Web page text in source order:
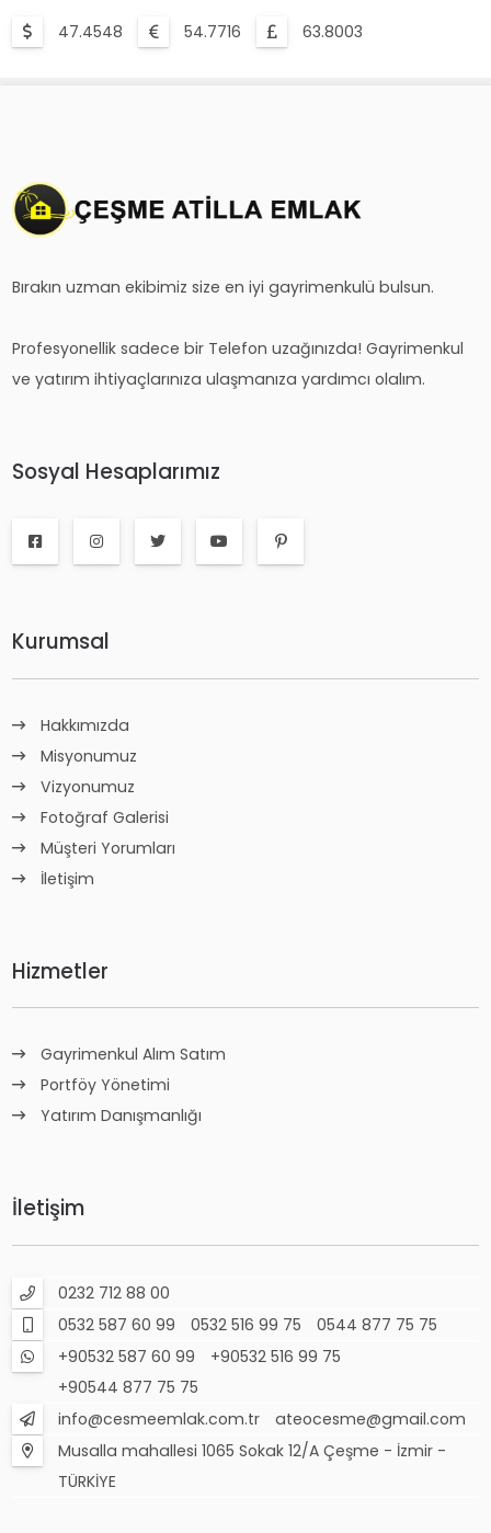
47.4548 54.7716 63.8003
Bırakın uzman ekibimiz size en iyi gayrimenkulü bulsun.
Profesyonellik sadece bir Telefon uzağınızda! Gayrimenkul
ve yatırım ihtiyaçlarınıza ulaşmanıza yardımcı olalım.
Sosyal Hesaplarımız
Kurumsal
Hakkımızda
Misyonumuz
Vizyonumuz
Fotoğraf Galerisi
Müşteri Yorumları
İletişim
Hizmetler
Gayrimenkul Alım Satım
Portföy Yönetimi
Yatırım Danışmanlığı
İletişim
0232 712 88 00
0532 587 60 99
0532 516 99 75
0544 877 75 75
+90532 587 60 99
+90532 516 99 75
+90544 877 75 75
info@cesmeemlak.com.tr
ateocesme@gmail.com
Musalla mahallesi 1065 Sokak 12/A Çeşme - İzmir -
TÜRKİYE